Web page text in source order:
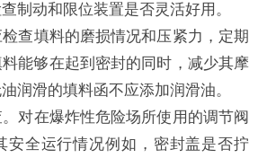
制动和限位装置是否灵活好用。
查填料的磨损情况和压紧力，定期
能够在起到密封的同时，减少其摩
润滑的填料函不应添加润滑油。
对在爆炸性危险场所使用的调节阀
安全运行情况例如，密封盖是否拧